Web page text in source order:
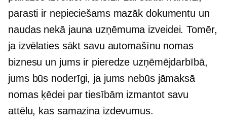
parasti ir nepieciešams mazāk dokumentu un
naudas nekā jauna uzņēmuma izveidei. Tomēr,
ja izvēlaties sākt savu automašīnu nomas
biznesu un jums ir pieredze uzņēmējdarbībā,
jums būs noderīgi, ja jums nebūs jāmaksā
nomas ķēdei par tiesībām izmantot savu
attēlu, kas samazina izdevumus.